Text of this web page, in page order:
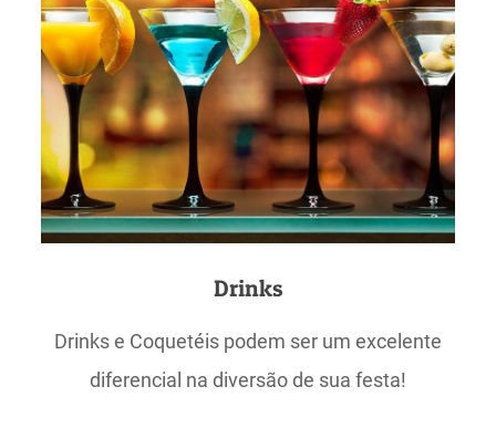
Drinks
Drinks e Coquetéis podem ser um excelente
diferencial na diversão de sua festa!